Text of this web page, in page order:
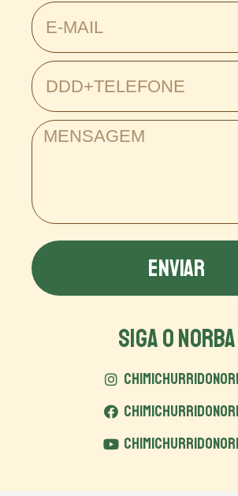
ENVIAR
SIGA O NORBA